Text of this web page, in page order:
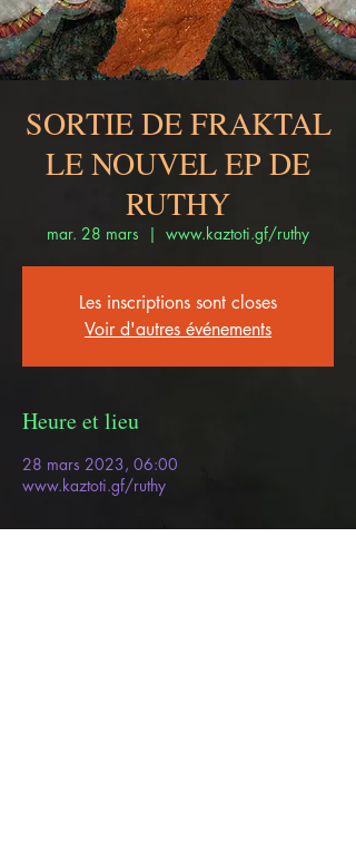
SORTIE DE FRAKTAL
LE NOUVEL EP DE
RUTHY
mar. 28 mars
  |
www.kaztoti.gf/ruthy
Les inscriptions sont closes
Voir d'autres événements
Heure et lieu
28 mars 2023, 06:00
www.kaztoti.gf/ruthy